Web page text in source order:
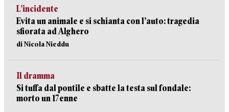
L’incidente
Evita un animale e si schianta con l’auto: tragedia
sfiorata ad Alghero
di Nicola Nieddu
Il dramma
Si tuffa dal pontile e sbatte la testa sul fondale:
morto un 17enne